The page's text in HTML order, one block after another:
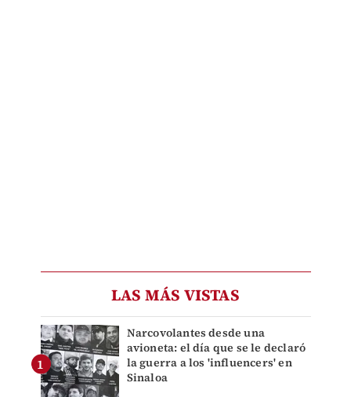
LAS MÁS VISTAS
Narcovolantes desde una
avioneta: el día que se le declaró
la guerra a los 'influencers' en
Sinaloa